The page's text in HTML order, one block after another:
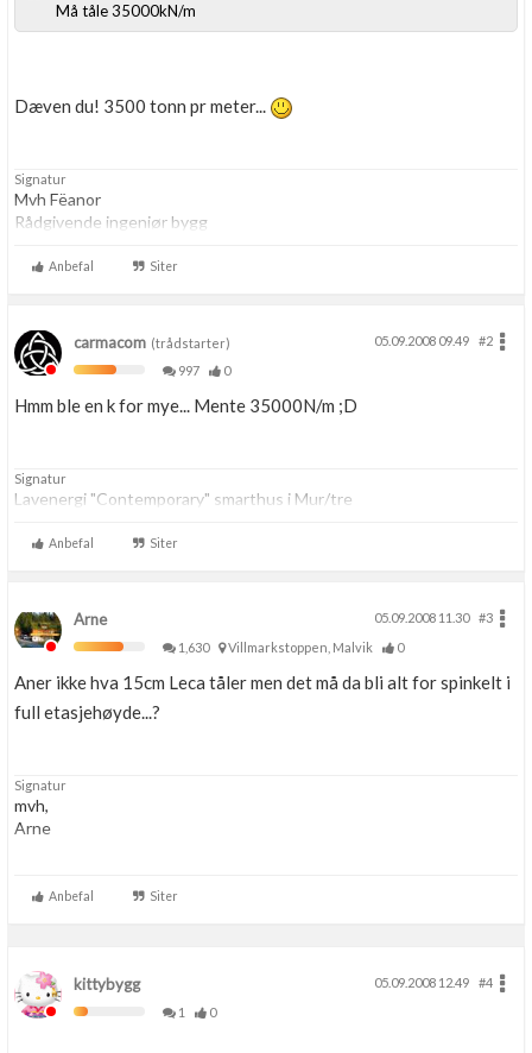
Må tåle 35000kN/m
Dæven du! 3500 tonn pr meter...
Signatur
Mvh Fëanor
Rådgivende ingeniør bygg
Anbefal Siter
carmacom (trådstarter) 05.09.2008 09.49
#2
997
0
Hmm ble en k for mye... Mente 35000N/m ;D
Signatur
Lavenergi "Contemporary" smarthus i Mur/tre
Anbefal Siter
Arne 05.09.2008 11.30
#3
1,630
Villmarkstoppen, Malvik 0
Aner ikke hva 15cm Leca tåler men det må da bli alt for spinkelt i
full etasjehøyde...?
Signatur
mvh,
Arne
2010: Lekestueprosjekt
Anbefal Siter
kittybygg 05.09.2008 12.49
#4
1
0